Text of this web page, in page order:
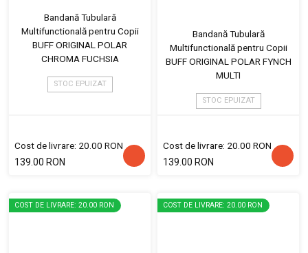
Bandană Tubulară
Multifunctională pentru Copii
BUFF ORIGINAL POLAR
CHROMA FUCHSIA
STOC EPUIZAT
Cost de livrare: 20.00 RON
139.00 RON
Bandană Tubulară
Multifunctională pentru Copii
BUFF ORIGINAL POLAR FYNCH
MULTI
STOC EPUIZAT
Cost de livrare: 20.00 RON
139.00 RON
COST DE LIVRARE: 20.00 RON COST DE LIVRARE: 20.00 RON